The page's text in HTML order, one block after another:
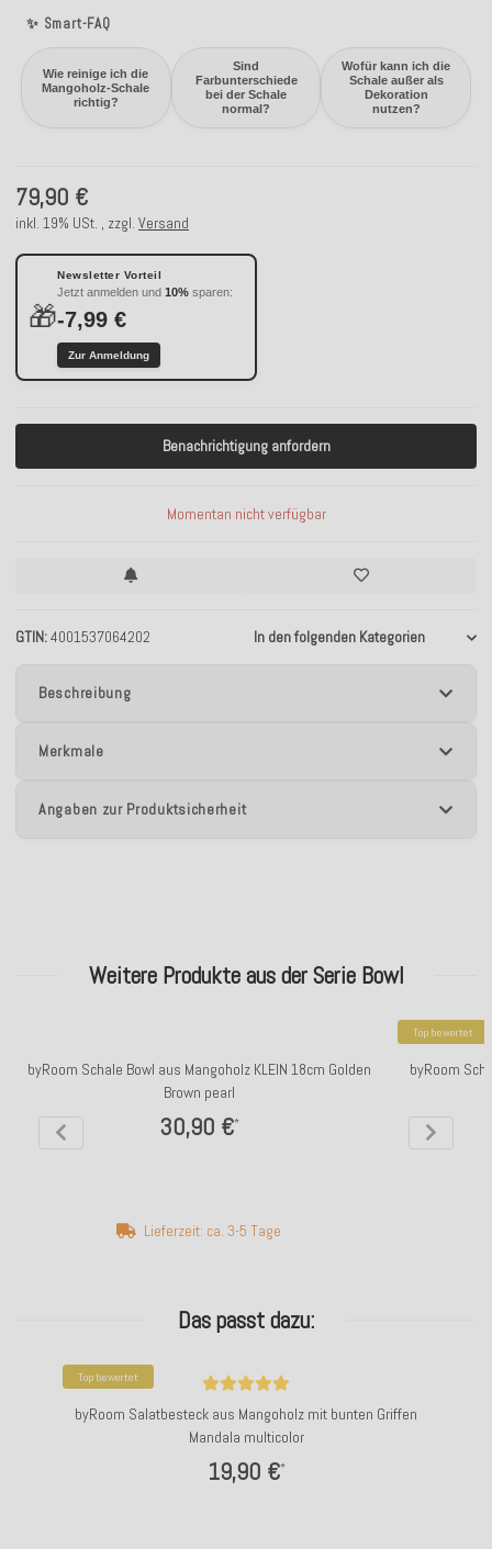
✨ Smart-FAQ
Wie reinige ich die
Mangoholz-Schale
richtig?
Sind
Farbunterschiede
bei der Schale
normal?
Wofür kann ich die
Schale außer als
Dekoration
nutzen?
GTIN 4001537064202 In den folgenden Kategorien
79,90 €
inkl. 19% USt. , zzgl. Versand
🎁
Newsletter Vorteil
Jetzt anmelden und 10% sparen:
-7,99 €
Zur Anmeldung
Benachrichtigung anfordern
Momentan nicht verfügbar
Beschreibung
Merkmale
Angaben zur Produktsicherheit
Weitere Produkte aus der Serie Bowl
byRoom Schale Bowl aus Mangoholz KLEIN 18cm Golden
Brown pearl
30,90 €*
Lieferzeit: ca. 3-5 Tage
Top bewertet
byRoom
Das passt dazu:
Top bewertet
byRoom Salatbesteck aus Mangoholz mit bunten Griffen
Mandala multicolor
19,90 €*